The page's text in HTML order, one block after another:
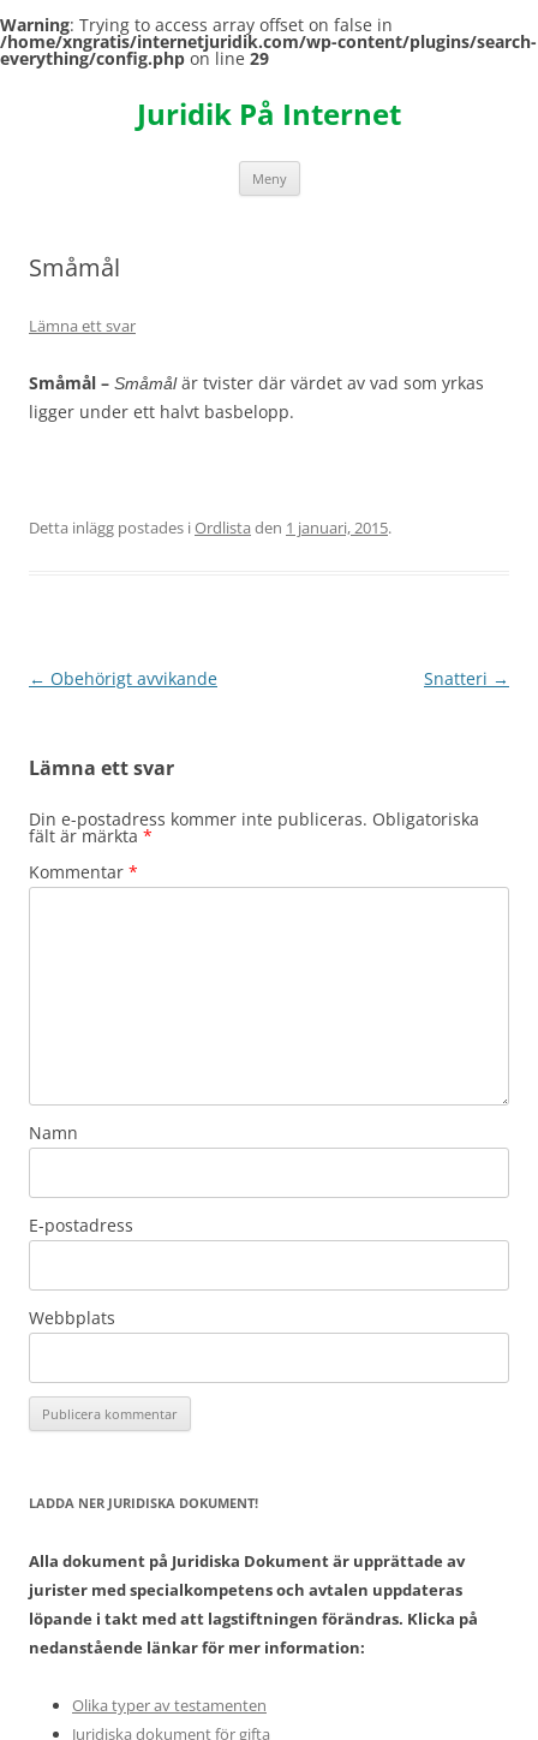
Warning: Trying to access array offset on false in
/home/xngratis/internetjuridik.com/wp-content/plugins/search-
everything/config.php on line 29
Hoppa
Juridik På Internet
Meny
Småmål
Lämna ett svar
Småmål – Småmålär tvister där värdet av vad som yrkas
ligger under ett halvt basbelopp.
Detta inlägg postades iOrdlista den 1 januari, 2015.
Inläggsnavigering
← Obehörigt avvikande Snatteri →
Lämna ett svar
Din e-postadress kommer inte publiceras. Obligatoriska
fält är märkta *
Kommentar *
Namn
E-postadress
Webbplats
LADDA NER JURIDISKA DOKUMENT!
Alla dokument på Juridiska Dokument är upprättade av
jurister med specialkompetens och avtalen uppdateras
löpande i takt med att lagstiftningen förändras. Klicka på
nedanstående länkar för mer information:
Olika typer av testamenten
Juridiska dokument för gifta